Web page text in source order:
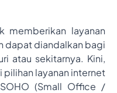
memberikan layanan
dapat diandalkan bagi
atau sekitarnya. Kini,
layanan internet
(Small Office /